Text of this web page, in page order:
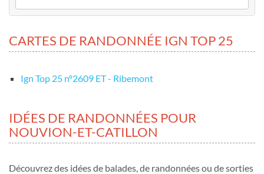
CARTES DE RANDONNÉE IGN TOP 25
Ign Top 25 nº2609 ET - Ribemont
IDÉES DE RANDONNÉES POUR
NOUVION-ET-CATILLON
Découvrez des idées de balades, de randonnées ou de sorties